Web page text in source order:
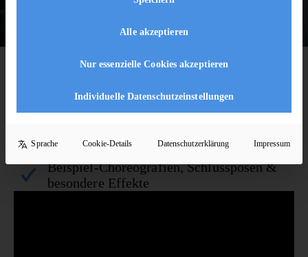
ONLINE-TANZKURSE FÜR BRAUTPAARE
Passende Tänze für unterschiedliche
Tanzerfahrung
Beispiel-Choreografien, Schlussposen &
besondere Effekte
Alle akzeptieren
Nur essenzielle Cookies akzeptieren
Individuelle Datenschutzeinstellungen
Sprache Cookie-Details Datenschutzerklärung Impressum